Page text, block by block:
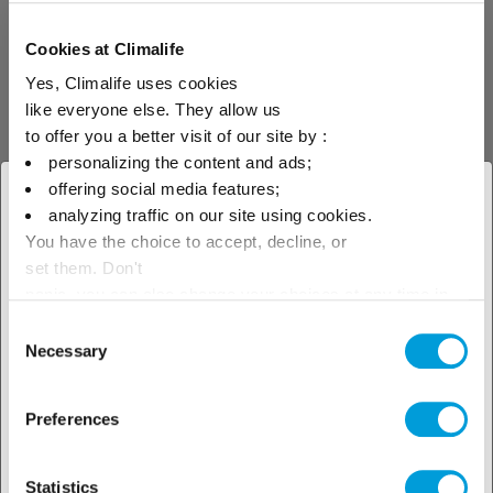
Cookies at Climalife
Yes, Climalife uses cookies
like everyone else. They allow us
to offer you a better visit of our site by :
personalizing the content and ads;
offering social media features;
analyzing traffic on our site using cookies.
You have the choice to accept, decline, or
set them. Don't
Selection
Necessary
Preferences
Statistics
× Cerrar
Seleccione su ubicación para
Transferencia de calor perfecta
«Había oído hablar de la gama Greenway Neo
N y no encontraba una alternativa
equivalente en el mercado. Ya había probado
otro fluido caloportador de origen vegetal,
pero no cumplió nuestras expectativas. Tras
nuestras primeras pruebas con el Greenway®
Neo Heat Pump N, comprobamos que la
transferencia de calor funcionaba
satisfacción. «Hay dos conexiones de la
hacer circular el fluido caloportador a 80-